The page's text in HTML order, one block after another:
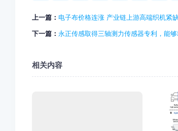
上一篇： 电子布价格连涨 产业链上游高端织机紧
下一篇： 永正传感取得三轴测力传感器专利，能
相关内容